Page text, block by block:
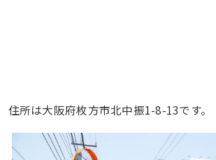
住所は大阪府枚方市北中振1-8-13です。